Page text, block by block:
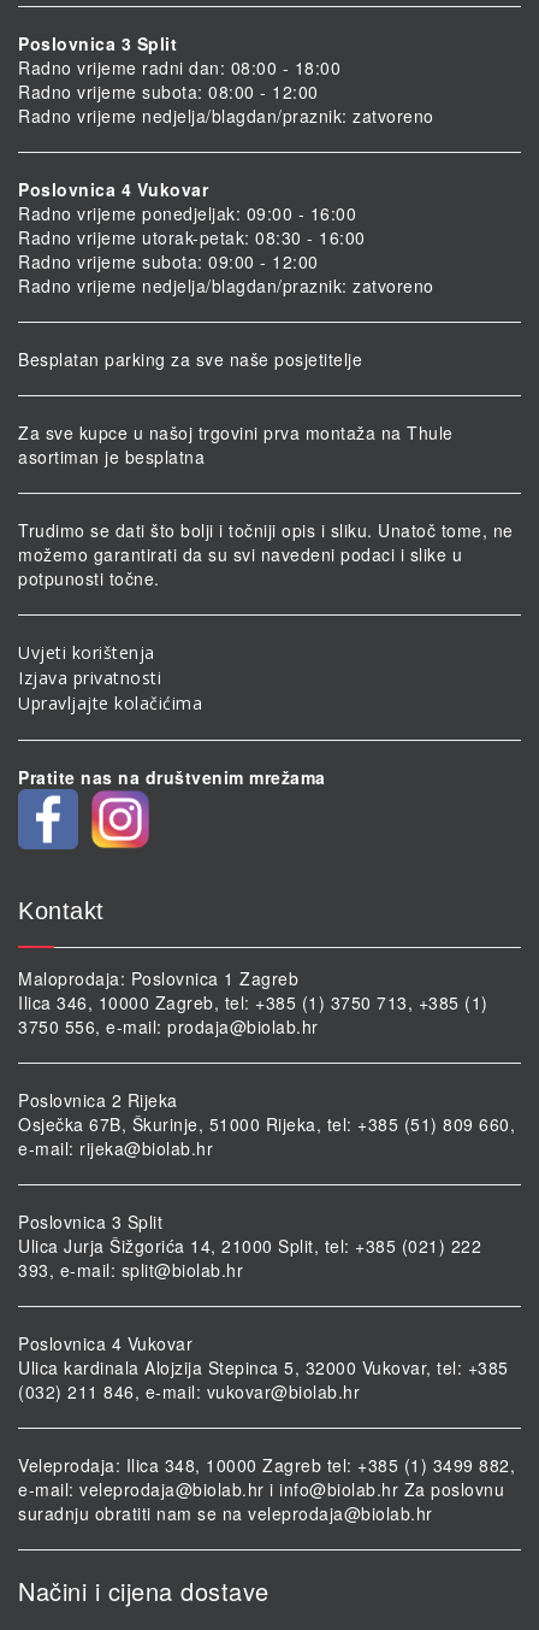
Poslovnica 3 Split
Radno vrijeme radni dan: 08:00 - 18:00
Radno vrijeme subota: 08:00 - 12:00
Radno vrijeme nedjelja/blagdan/praznik: zatvoreno
Poslovnica 4 Vukovar
Radno vrijeme ponedjeljak: 09:00 - 16:00
Radno vrijeme utorak-petak: 08:30 - 16:00
Radno vrijeme subota: 09:00 - 12:00
Radno vrijeme nedjelja/blagdan/praznik: zatvoreno
Besplatan parking za sve naše posjetitelje
Za sve kupce u našoj trgovini prva montaža na Thule
asortiman je besplatna
Trudimo se dati što bolji i točniji opis i sliku. Unatoč tome, ne
možemo garantirati da su svi navedeni podaci i slike u
potpunosti točne.
Uvjeti korištenja
Izjava privatnosti
Upravljajte kolačićima
Pratite nas na društvenim mrežama
Kontakt
Maloprodaja: Poslovnica 1 Zagreb
Ilica 346, 10000 Zagreb, tel: +385 (1) 3750 713, +385 (1)
3750 556, e-mail: prodaja@biolab.hr
Poslovnica 2 Rijeka
Osječka 67B, Škurinje, 51000 Rijeka, tel: +385 (51) 809 660,
e-mail: rijeka@biolab.hr
Poslovnica 3 Split
Ulica Jurja Šižgorića 14, 21000 Split, tel: +385 (021) 222
393, e-mail: split@biolab.hr
Poslovnica 4 Vukovar
Ulica kardinala Alojzija Stepinca 5, 32000 Vukovar, tel: +385
(032) 211 846, e-mail: vukovar@biolab.hr
Veleprodaja: Ilica 348, 10000 Zagreb tel: +385 (1) 3499 882,
e-mail: veleprodaja@biolab.hr i info@biolab.hr Za poslovnu
suradnju obratiti nam se na veleprodaja@biolab.hr
Načini i cijena dostave